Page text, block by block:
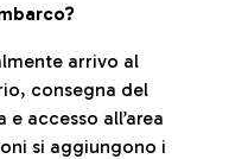
arrivo al
consegna del
accesso all’area
si aggiungono i